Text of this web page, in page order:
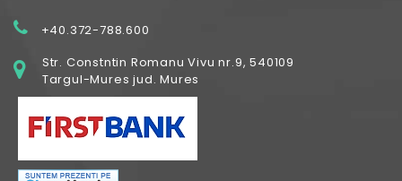
+40.372-788.600
Str. Constntin Romanu Vivu nr.9, 540109
Targul-Mures jud. Mures